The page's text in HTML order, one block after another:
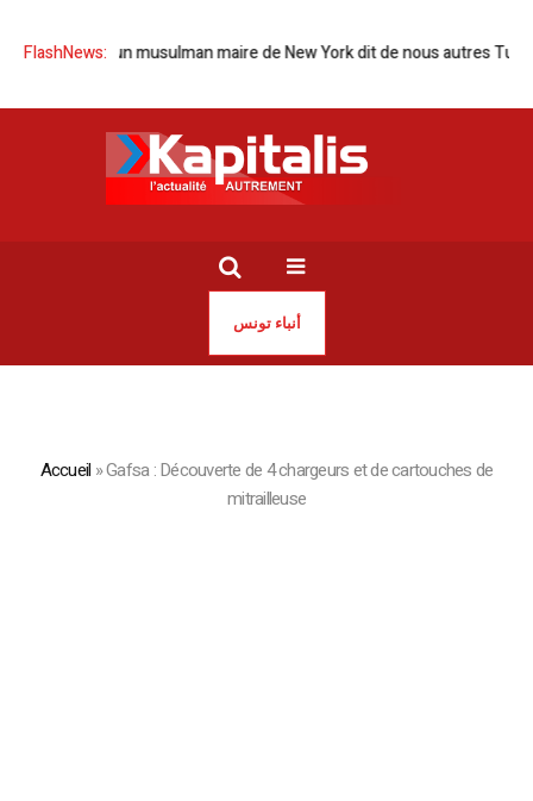
FlashNews:d’un musulman maire de New York dit de nous autres
أنباء تونس
Accueil »Gafsa : Découverte de 4 chargeurs et de cartouches de
mitrailleuse